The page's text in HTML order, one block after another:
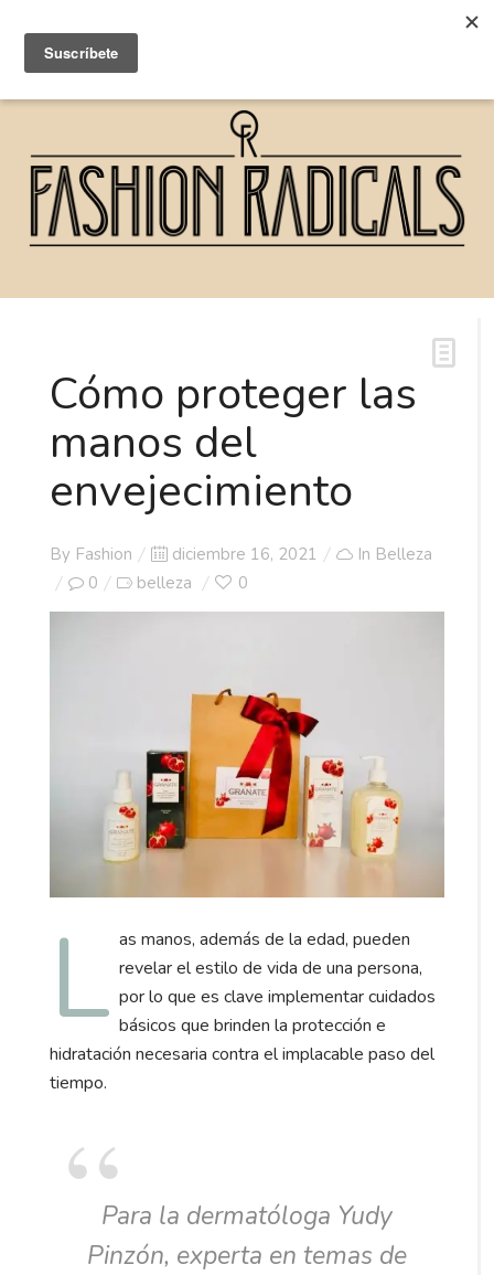
Cómo proteger las
manos del
envejecimiento
By Fashion
Posted
on
diciembre 16, 2021 In Belleza
0
belleza 0
L as manos, además de la edad, pueden
revelar el estilo de vida de una persona,
por lo que es clave implementar cuidados
básicos que brinden la protección e
hidratación necesaria contra el implacable paso del
tiempo.
Para la dermatóloga Yudy
Pinzón, experta en temas de